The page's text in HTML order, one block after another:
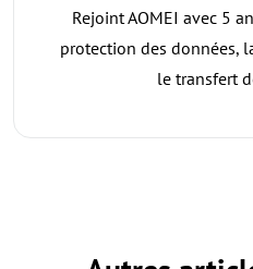
Rejoint AOMEI avec 5
protection des données,
le transfert